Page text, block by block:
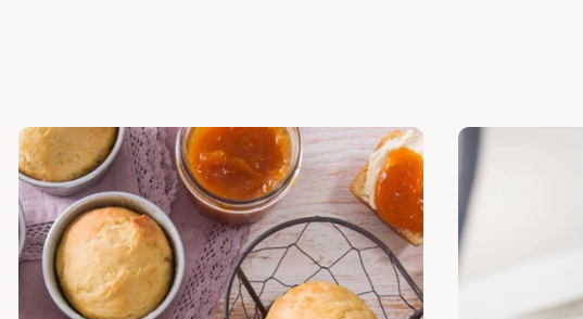
Scopri Scopri